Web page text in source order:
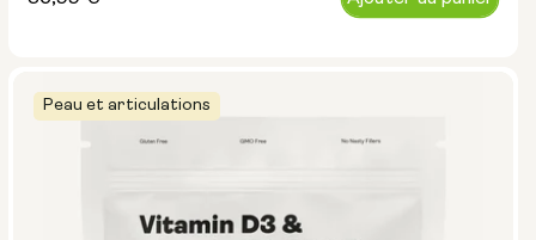
Peau et articulations